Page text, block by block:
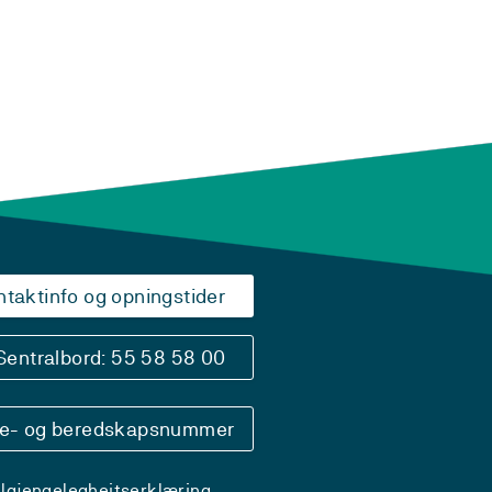
og opningstider
55 58 58 00
og beredskapsnummer